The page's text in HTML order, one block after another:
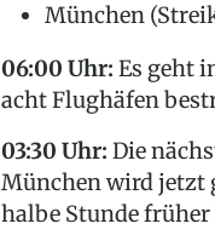
München
06:00 Uhr: Es geht
acht Flughäfen
03:30 Uhr: Die
München wird jetzt
halbe Stunde